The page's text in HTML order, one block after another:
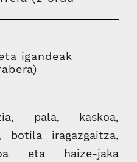
igandeak
pala, kaskoa,
botila iragazgaitza,
eta haize-jaka